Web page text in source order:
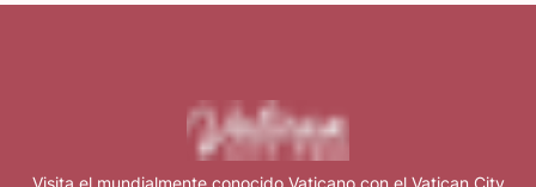
Visita el mundialmente conocido Vaticano con el Vatican City